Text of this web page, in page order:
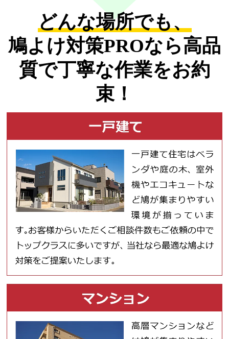
どんな場所でも、
鳩よけ対策PROなら高品
質で丁寧な作業をお約
束！